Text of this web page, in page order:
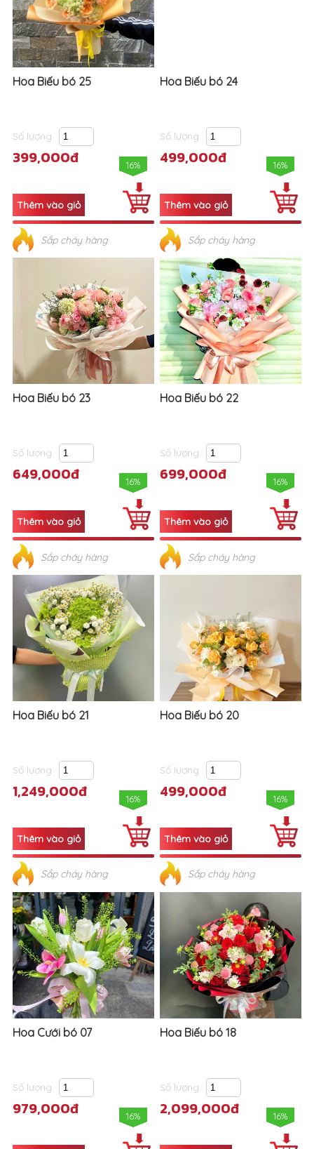
Hoa Biếu bó 25
Số lượng
399,000đ 16%
Sắp cháy hàng
Hoa Biếu bó 24
Số lượng
499,000đ 16%
Sắp cháy hàng
Hoa Biếu bó 23
Số lượng
649,000đ 16%
Sắp cháy hàng
Hoa Biếu bó 22
Số lượng
699,000đ 16%
Sắp cháy hàng
Hoa Biếu bó 21
Số lượng
1,249,000đ 16%
Sắp cháy hàng
Hoa Biếu bó 20
Số lượng
499,000đ 16%
Sắp cháy hàng
Hoa Cưới bó 07
Số lượng
979,000đ 16%
Hoa Biếu bó 18
Số lượng
2,099,000đ 16%